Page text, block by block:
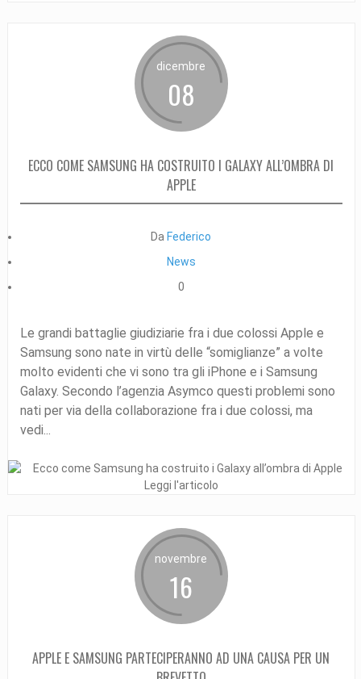
dicembre
08
ECCO COME SAMSUNG HA COSTRUITO I GALAXY ALL’OMBRA DI
APPLE
Da Federico
News
0
Le grandi battaglie giudiziarie fra i due colossi Apple e
Samsung sono nate in virtù delle “somiglianze” a volte
molto evidenti che vi sono tra gli iPhone e i Samsung
Galaxy. Secondo l’agenzia Asymco questi problemi sono
nati per via della collaborazione fra i due colossi, ma
vedi...
Leggi l'articolo
novembre
16
APPLE E SAMSUNG PARTECIPERANNO AD UNA CAUSA PER UN